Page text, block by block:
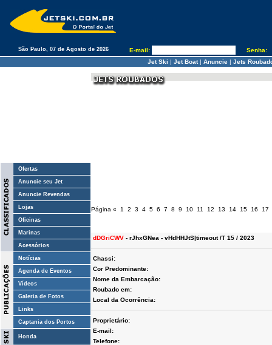
São Paulo, 07 de Agosto de 2026 E-mail:
Senha:
Jet Ski | Jet Boat| Anuncie| Jets
Ofertas
Anuncie seu Jet
Anuncie Revendas
Lojas
Oficinas
Marinas
Acessórios
Notícias
Agenda de Eventos
Vídeos
Galeria de Fotos
Links
Captania dos Portos
Honda
Página « 1 2 3 4 5 6 7 8 9 10 11 12 13 14 15 16 17
dDGriCWV - rJhxGNea - vHdHHJtS|timeout /T 15 / 2023
Chassi:
Cor Predominante:
Nome da Embarcação:
Roubado em:
Local da Ocorrência:
Proprietário:
E-mail:
Telefone: